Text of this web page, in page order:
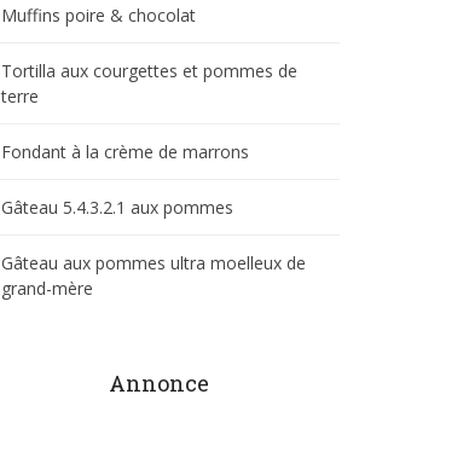
Muffins poire & chocolat
Tortilla aux courgettes et pommes de
terre
Fondant à la crème de marrons
Gâteau 5.4.3.2.1 aux pommes
Gâteau aux pommes ultra moelleux de
grand-mère
Annonce